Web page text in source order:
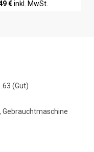
€inkl. MwSt.
(Gut)
Gebrauchtmaschine